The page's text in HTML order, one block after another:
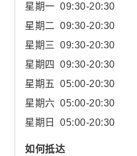
星期一 09:30-20:30
星期二 09:30-20:30
星期三
09:30-20:30
星期四
09:30-20:30
星期五
05:00-20:30
星期六 05:00-20:30
星期日
05:00-20:30
如何抵达